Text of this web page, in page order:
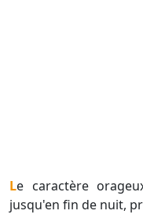
Le caractère orageux persiste durablement, parfois
jusqu'en fin de nuit,